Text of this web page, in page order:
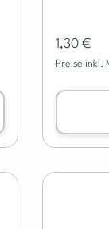
Regulärer
1,30 €
Preise inkl.